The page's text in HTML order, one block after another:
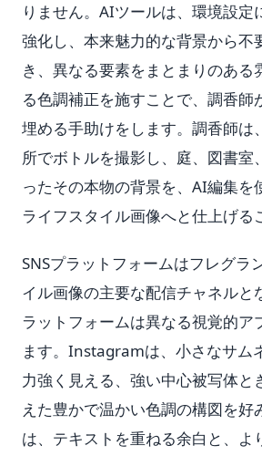
りません。AIツールは、環境設定
強化し、本来魅力的な背景から不
き、異なる要素をまとまりのある
る色調補正を施すことで、調香師
埋める手助けをします。調香師は
所でボトルを撮影し、庭、図書室
ったその本物の背景を、AI編集を
ライフスタイル画像へと仕上げる
SNSプラットフォームはフレグラ
イル画像の主要な配信チャネルと
ラットフォームは異なる視覚的ア
ます。Instagramは、小さなサム
力強く見える、強い中心被写体と
えた豊かで温かい色調の構図を
は、テキストを重ねる余白と、よ